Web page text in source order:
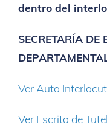
dentro del
SECRETARÍA DE
Ver Auto
Ver Escrito de